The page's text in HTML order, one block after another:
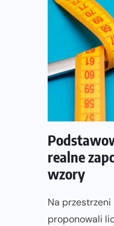
realne
wzory
Na
proponowali